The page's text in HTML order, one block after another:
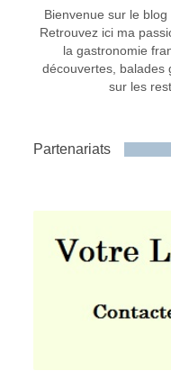
Bienvenue sur le
Retrouvez ici ma
la gastronomie
découvertes, balades
sur les
Partenariats